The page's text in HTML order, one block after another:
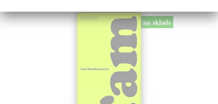
na sklade